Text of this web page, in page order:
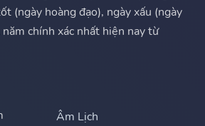
(ngày hoàng đạo), ngày xấu (ngày
chính xác nhất hiện nay từ
Âm Lịch